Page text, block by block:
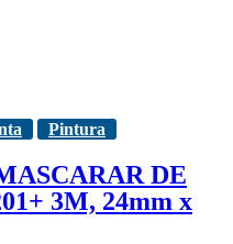
Pintura
DE
3M, 24mm x